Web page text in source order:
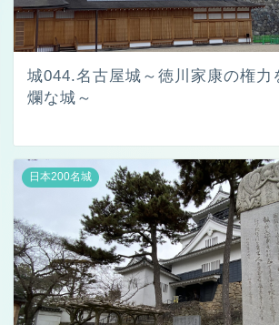
城044.名古屋城～徳川家康の権力
爛な城～
日本200名城